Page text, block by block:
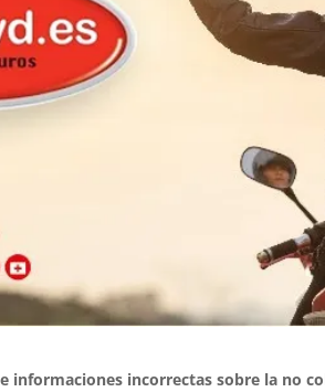
informaciones incorrectas sobre la no